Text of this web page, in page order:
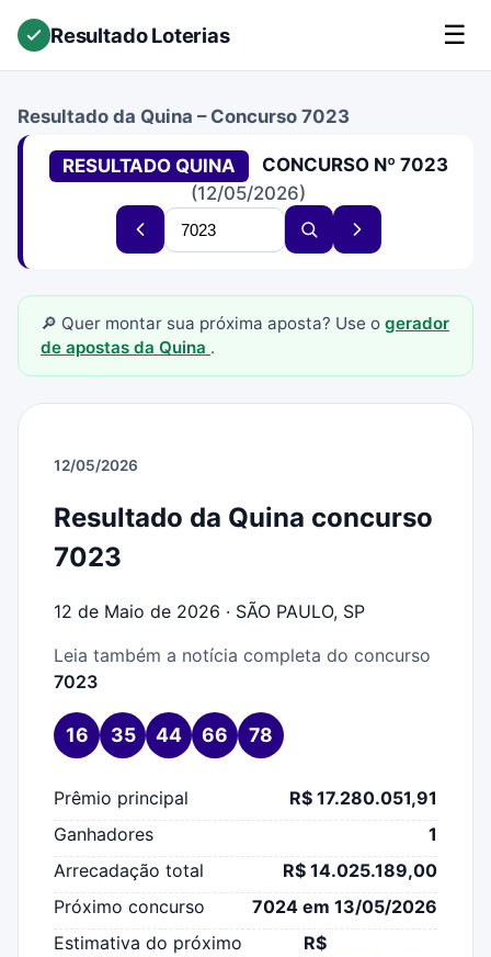
Resultado Loterias ☰
Resultado da Quina – Concurso 7023
RESULTADO QUINA
CONCURSO Nº 7023
(12/05/2026)
Concurso
Buscar
Buscar
concurso
Próximo
🔎 Quer montar sua próxima aposta? Use o gerador
de apostas da Quina .
12/05/2026
Resultado da Quina concurso
7023
12 de Maio de 2026 · SÃO PAULO, SP
Leia também a notícia completa do concurso
7023
16 35 44 66 78
Prêmio principal
R$ 17.280.051,91
Ganhadores
1
Arrecadação total
R$ 14.025.189,00
Próximo concurso
7024 em 13/05/2026
Estimativa do próximo
R$